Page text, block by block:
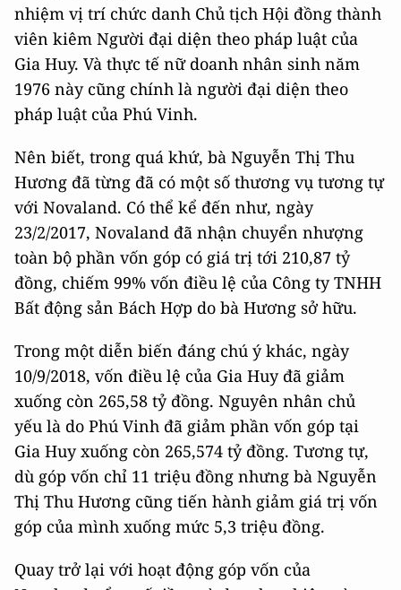
nhiệm vị trí chức danh Chủ tịch Hội đồng thành
viên kiêm Người đại diện theo pháp luật của
Gia Huy. Và thực tế nữ doanh nhân sinh năm
1976 này cũng chính là người đại diện theo
pháp luật của Phú Vinh.
Nên biết, trong quá khứ, bà Nguyễn Thị Thu
Hương đã từng đã có một số thương vụ tương tự
với Novaland. Có thể kể đến như, ngày
23/2/2017, Novaland đã nhận chuyển nhượng
toàn bộ phần vốn góp có giá trị tới 210,87 tỷ
đồng, chiếm 99% vốn điều lệ của Công ty TNHH
Bất động sản Bách Hợp do bà Hương sở hữu.
Trong một diễn biến đáng chú ý khác, ngày
10/9/2018, vốn điều lệ của Gia Huy đã giảm
xuống còn 265,58 tỷ đồng. Nguyên nhân chủ
yếu là do Phú Vinh đã giảm phần vốn góp tại
Gia Huy xuống còn 265,574 tỷ đồng. Tương tự,
dù góp vốn chỉ 11 triệu đồng nhưng bà Nguyễn
Thị Thu Hương cũng tiến hành giảm giá trị vốn
góp của mình xuống mức 5,3 triệu đồng.
Quay trở lại với hoạt động góp vốn của